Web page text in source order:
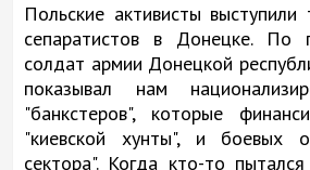
Польские активисты
сепаратистов в Донецке. По
солдат армии Донецкой
показывал нам
"банкстеров", которые
"киевской хунты", и боевых
сектора". Когда кто-то